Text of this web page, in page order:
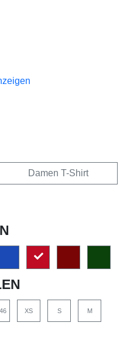
Damen T-Shirt
XS S M